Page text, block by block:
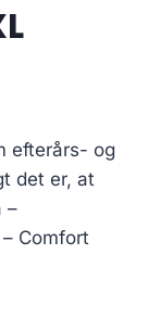
efterårs- og
det er, at
–
Comfort